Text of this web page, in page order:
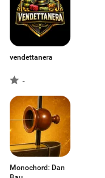
vendettanera
-
Monochord: Dan